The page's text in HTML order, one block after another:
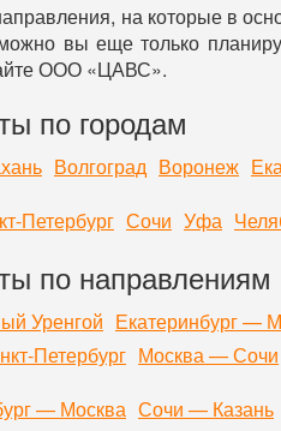
на которые в
вы еще только
ООО «ЦАВС».
по городам
Волгоград Воронеж
Петербург Сочи Уфа
по направлениям
Уренгой Екатеринбург —
Петербург Москва — Сочи
— Москва Сочи — Казань